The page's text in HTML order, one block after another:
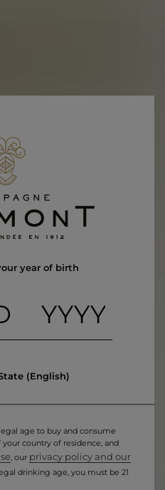
year of birth
(English)
age to buy and consume
country of residence, and
, our privacy policy and our
drinking age, you must be 21